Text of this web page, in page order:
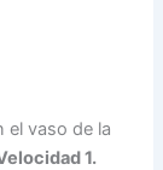
el vaso de la
1.